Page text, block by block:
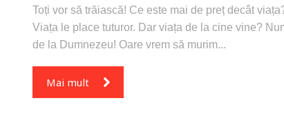
Toți vor să trăiască! Ce este mai de preț decât
Viața le place tuturor. Dar viața de la cine vine?
de la Dumnezeu! Oare vrem să murim...
Mai mult